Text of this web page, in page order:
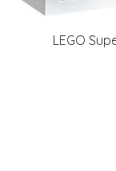
LEGO